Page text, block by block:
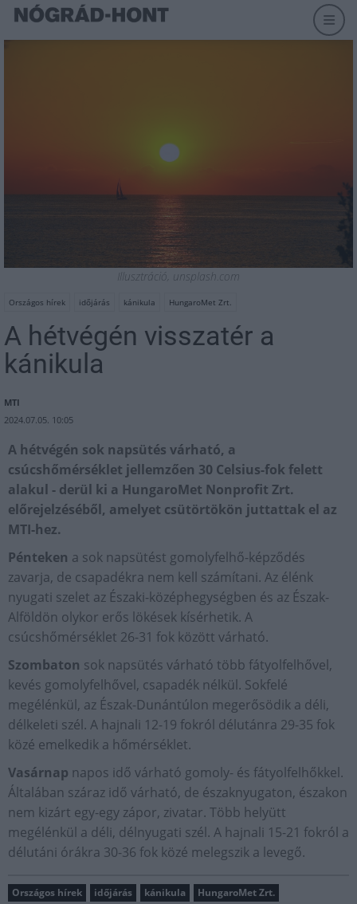
Illusztráció, unsplash.com
Országos hírek időjárás kánikula HungaroMet Zrt.
A hétvégén visszatér a
kánikula
MTI
2024.07.05. 10:05
A hétvégén sok napsütés várható, a
csúcshőmérséklet jellemzően 30 Celsius-fok felett
alakul - derül ki a HungaroMet Nonprofit Zrt.
előrejelzéséből, amelyet csütörtökön juttattak el az
MTI-hez.
Pénteken a sok napsütést gomolyfelhő-képződés
zavarja, de csapadékra nem kell számítani. Az élénk
nyugati szelet az Északi-középhegységben és az Észak-
Alföldön olykor erős lökések kísérhetik. A
csúcshőmérséklet 26-31 fok között várható.
Szombaton sok napsütés várható több fátyolfelhővel,
kevés gomolyfelhővel, csapadék nélkül. Sokfelé
megélénkül, az Észak-Dunántúlon megerősödik a déli,
délkeleti szél. A hajnali 12-19 fokról délutánra 29-35 fok
közé emelkedik a hőmérséklet.
Vasárnap napos idő várható gomoly- és fátyolfelhőkkel.
Általában száraz idő várható, de északnyugaton, északon
nem kizárt egy-egy zápor, zivatar. Több helyütt
megélénkül a déli, délnyugati szél. A hajnali 15-21 fokról a
délutáni órákra 30-36 fok közé melegszik a levegő.
Országos hírek időjárás kánikula HungaroMet Zrt.